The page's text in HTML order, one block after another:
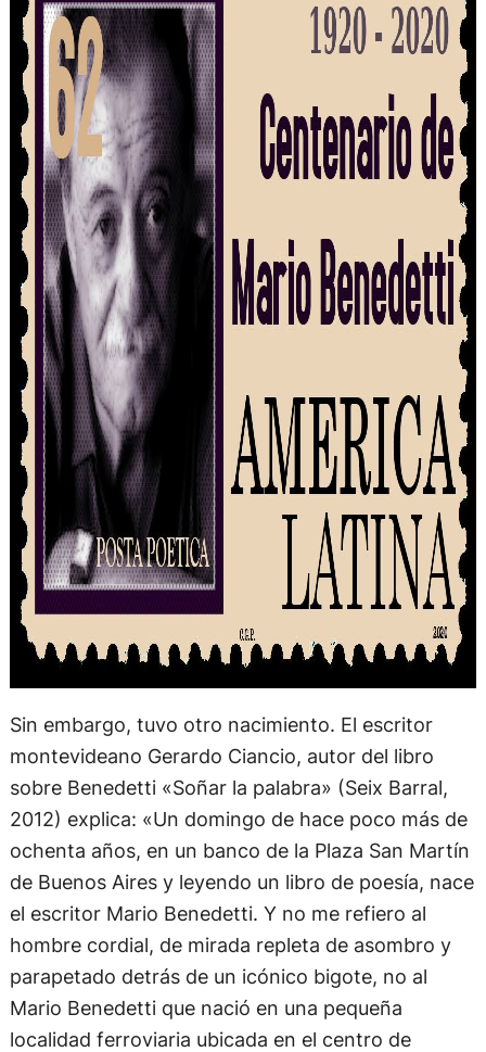
Sin embargo, tuvo otro nacimiento. El escritor
montevideano Gerardo Ciancio, autor del libro
sobre Benedetti «Soñar la palabra» (Seix Barral,
2012) explica: «Un domingo de hace poco más de
ochenta años, en un banco de la Plaza San Martín
de Buenos Aires y leyendo un libro de poesía, nace
el escritor Mario Benedetti. Y no me refiero al
hombre cordial, de mirada repleta de asombro y
parapetado detrás de un icónico bigote, no al
Mario Benedetti que nació en una pequeña
localidad ferroviaria ubicada en el centro de